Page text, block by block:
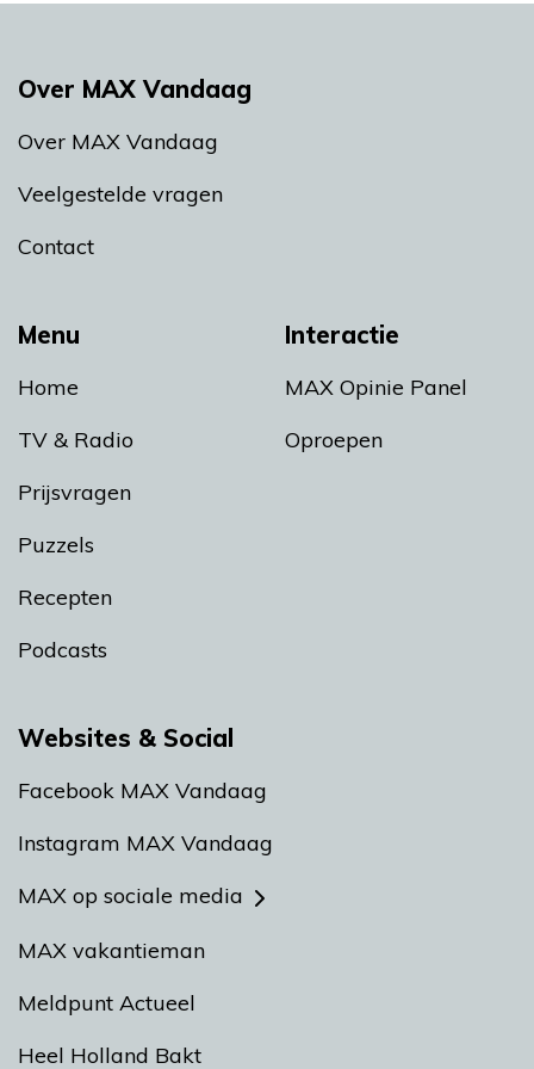
Menu
Home
TV & Radio
Prijsvragen
Puzzels
Recepten
Podcasts
Interactie
MAX Opinie Panel
Oproepen
Over MAX Vandaag
Over MAX Vandaag
Veelgestelde vragen
Contact
Websites & Social
Facebook MAX Vandaag
Instagram MAX Vandaag
MAX op sociale media
MAX vakantieman
Meldpunt Actueel
Heel Holland Bakt